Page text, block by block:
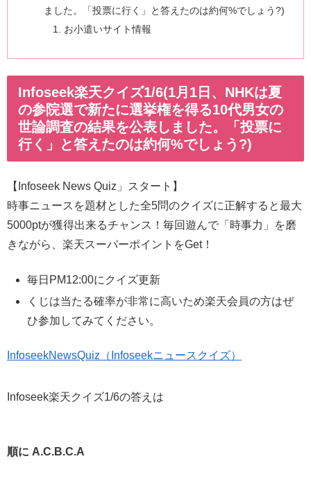
ました。「投票に行く」と答えたのは約何%でしょう?)
お小遣いサイト情報
Infoseek楽天クイズ1/6(1月1日、NHKは夏
の参院選で新たに選挙権を得る10代男女の
世論調査の結果を公表しました。「投票に
行く」と答えたのは約何%でしょう?)
【Infoseek News Quiz」スタート】
時事ニュースを題材とした全5問のクイズに正解すると最大
5000ptが獲得出来るチャンス！毎回遊んで「時事力」を磨
きながら、楽天スーパーポイントをGet！
毎日PM12:00にクイズ更新
くじは当たる確率が非常に高いため楽天会員の方はぜ
ひ参加してみてください。
InfoseekNewsQuiz（Infoseekニュースクイズ）
Infoseek楽天クイズ1/6の答えは
順に A.C.B.C.A